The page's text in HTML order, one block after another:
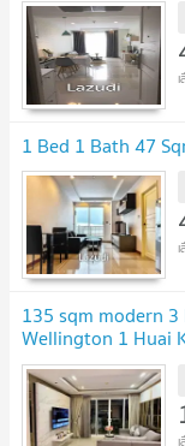
1 Bed 1 Bath 47
135 sqm modern
Wellington 1 Huai